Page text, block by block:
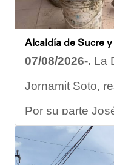
07/08/2026-. La
Jornamit Soto,
Por su parte
“El proceso